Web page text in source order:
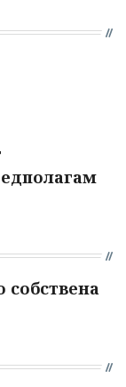
собствена